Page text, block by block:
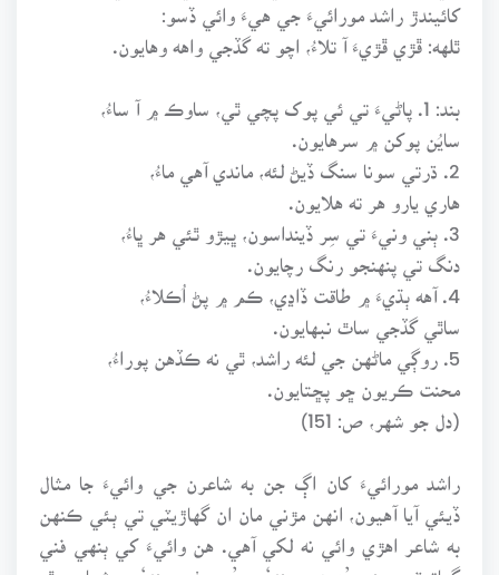
کائيندڙ راشد مورائيءَ جي هيءَ وائي ڏسو:
ٿلهه: ڦڙي ڦڙيءَ آ تلاءُ، اچو ته گڏجي واهه وهايون.
سايُن پوکن ۾ سرهايون.
2. ڌرتي سونا سنگ ڏيڻ لئه، ماندي آهي ماءُ،
هاري يارو هر ته هلايون.
3. ٻني ونيءَ تي سِر ڏينداسون، ڀيڙو ٿئي هر ڀاءُ،
دنگ تي پنهنجو رنگ رچايون.
4. آهه ٻڌيءَ ۾ طاقت ڏاڍي، ڪم ۾ پڻ اُڪلاءُ،
ساٿي گڏجي ساٿ نبهايون.
5. روڳي ماڻهن جي لئه راشد، ٿي نه ڪڏهن پوراءُ،
محنت ڪريون ڇو پڇتايون.
(دل جو شهر، ص: 151)
راشد مورائيءَ کان اڳ جن به شاعرن جي وائيءَ جا مثال
ڏيئي آيا آهيون، انهن مڙني مان ان گهاڙيٽي تي ٻئي ڪنهن
به شاعر اهڙي وائي نه لکي آهي. هن وائيءَ کي ٻنهي فني
گهاڙيٽن يعني ’دوهي ڇند‘ ۽ ’سورٺي ڇند‘ ۾ شماري ٿو